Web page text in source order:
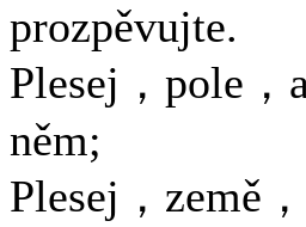
prozpěvujte.
Plesej，pole，
něm;
Plesej，země